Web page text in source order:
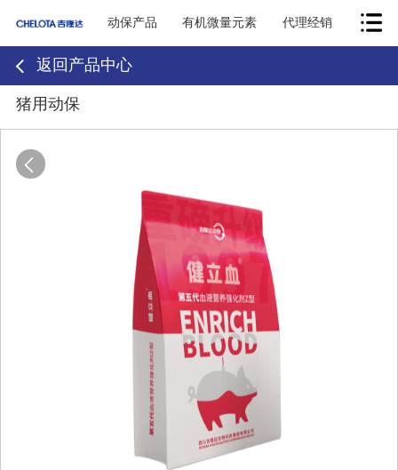
动保产品 有机微量元素 代理经销
返回产品中心
猪用动保